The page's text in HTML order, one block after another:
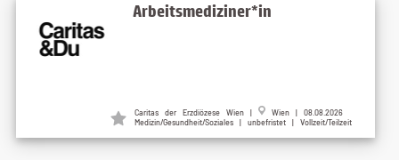
Arbeitsmediziner*in
Caritas der Erzdiözese Wien | Wien | 08.08.2026
Medizin/Gesundheit/Soziales | unbefristet | Vollzeit/Teilzeit